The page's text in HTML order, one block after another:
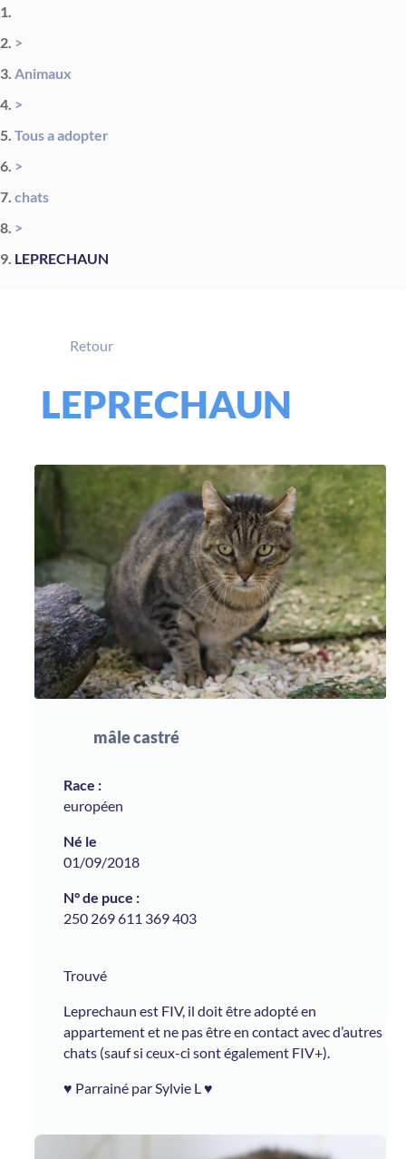
>
Animaux
>
Tous a adopter
>
chats
>
LEPRECHAUN
Retour
LEPRECHAUN
mâle castré
européen
01/09/2018
250 269 611 369 403
Trouvé
Leprechaun est FIV, il doit être adopté en
appartement et ne pas être en contact avec d’autres
chats (sauf si ceux-ci sont également FIV+).
♥ Parrainé par Sylvie L ♥